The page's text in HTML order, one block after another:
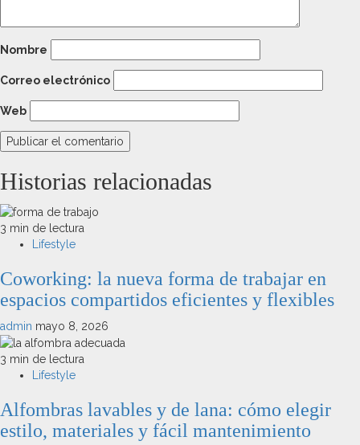
Nombre
Correo electrónico
Web
Historias relacionadas
3 min de lectura
Lifestyle
Coworking: la nueva forma de trabajar en
espacios compartidos eficientes y flexibles
admin mayo 8, 2026
3 min de lectura
Lifestyle
Alfombras lavables y de lana: cómo elegir
estilo, materiales y fácil mantenimiento